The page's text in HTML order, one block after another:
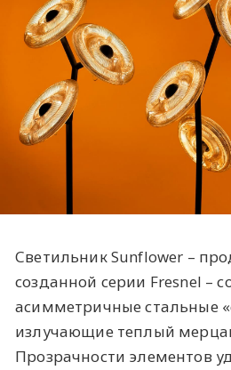
Светильник Sunflower –
созданной серии Fresnel –
асимметричные стальные
излучающие теплый
Прозрачности элементов